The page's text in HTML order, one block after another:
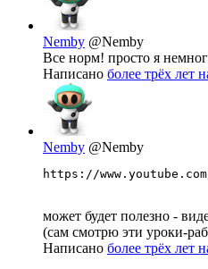
Nemby @Nemby
Все норм! просто я
Написано более трёх лет
Nemby @Nemby
https://www.youtube.com/
может будет полезно -
(сам смотрю эти уроки-
Написано более трёх лет